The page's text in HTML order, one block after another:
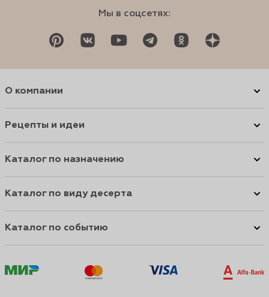
Мы в соцсетях:
О компании
Рецепты и идеи
Каталог по назначению
Каталог по виду десерта
Каталог по событию